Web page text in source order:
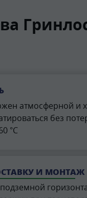
атмосферной и
без
°С
И МОНТАЖ